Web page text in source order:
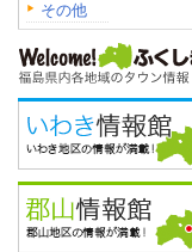
その他